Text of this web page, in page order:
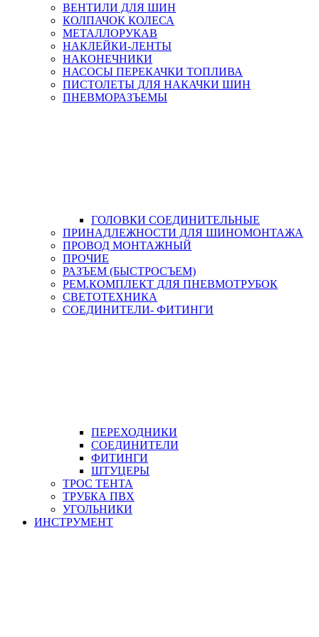
ВЕНТИЛИ ДЛЯ ШИН
КОЛПАЧОК КОЛЕСА
МЕТАЛЛОРУКАВ
НАКЛЕЙКИ-ЛЕНТЫ
НАКОНЕЧНИКИ
НАСОСЫ ПЕРЕКАЧКИ ТОПЛИВА
ПИСТОЛЕТЫ ДЛЯ НАКАЧКИ ШИН
ПНЕВМОРАЗЪЕМЫ
ГОЛОВКИ СОЕДИНИТЕЛЬНЫЕ
ПРИНАДЛЕЖНОСТИ ДЛЯ ШИНОМОНТАЖА
ПРОВОД МОНТАЖНЫЙ
ПРОЧИЕ
РАЗЪЕМ (БЫСТРОСЪЕМ)
РЕМ.КОМПЛЕКТ ДЛЯ ПНЕВМОТРУБОК
СВЕТОТЕХНИКА
СОЕДИНИТЕЛИ- ФИТИНГИ
ПЕРЕХОДНИКИ
СОЕДИНИТЕЛИ
ФИТИНГИ
ШТУЦЕРЫ
ТРОС ТЕНТА
ТРУБКА ПВХ
УГОЛЬНИКИ
ИНСТРУМЕНТ